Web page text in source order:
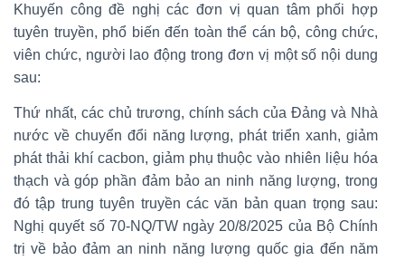
Khuyến công đề nghị các đơn vị quan tâm phối hợp
tuyên truyền, phổ biến đến toàn thể cán bộ, công chức,
viên chức, người lao động trong đơn vị một số nội dung
sau:
Thứ nhất, các chủ trương, chính sách của Đảng và Nhà
nước về chuyển đổi năng lượng, phát triển xanh, giảm
phát thải khí cacbon, giảm phụ thuộc vào nhiên liệu hóa
thạch và góp phần đảm bảo an ninh năng lượng, trong
đó tập trung tuyên truyền các văn bản quan trọng sau:
Nghị quyết số 70-NQ/TW ngày 20/8/2025 của Bộ Chính
trị về bảo đảm an ninh năng lượng quốc gia đến năm